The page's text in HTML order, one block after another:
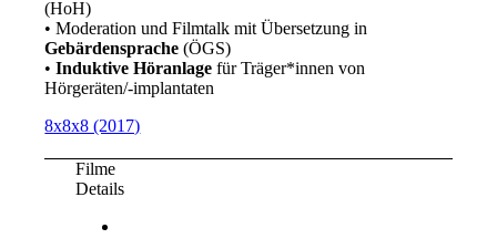
(HoH)
• Moderation und Filmtalk mit Übersetzung in
Gebärdensprache (ÖGS)
•Induktive Höranlage für Träger*innen von
Hörgeräten/-implantaten
8x8x8 (2017)
Filme
Details